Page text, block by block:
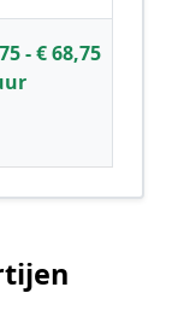
- € 68,75